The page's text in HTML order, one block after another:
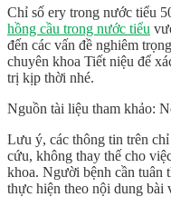
Chỉ số ery trong nước tiểu
hồng cầu trong nước tiểu
đến các vấn đề nghiêm
chuyên khoa Tiết niệu để
trị kịp thời nhé.
Nguồn tài liệu tham khảo:
Lưu ý, các thông tin trên
cứu, không thay thế cho
khoa. Người bệnh cần tuân
thực hiện theo nội dung bài